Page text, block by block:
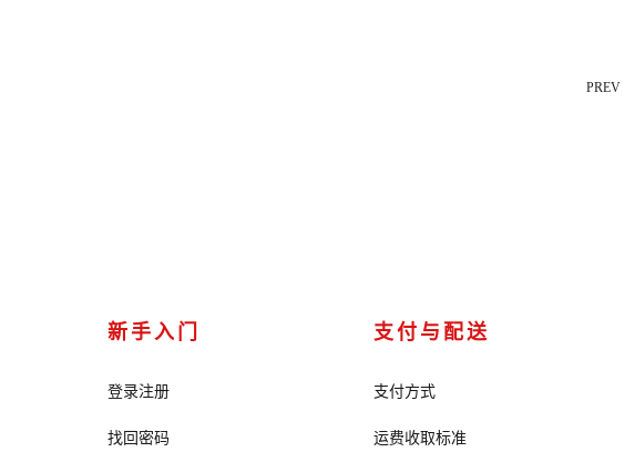
PREV
新手入门
登录注册
找回密码
支付与配送
支付方式
运费收取标准